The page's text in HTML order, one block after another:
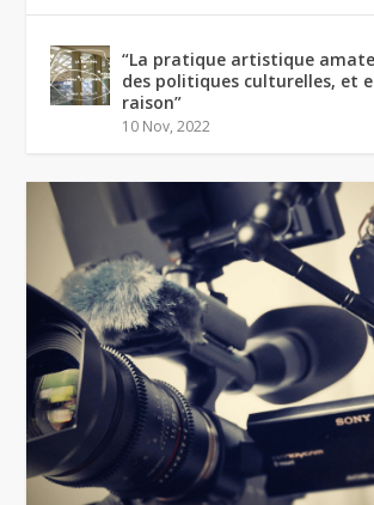
“La pratique artistique
des politiques culturelles, et
raison”
10 Nov, 2022